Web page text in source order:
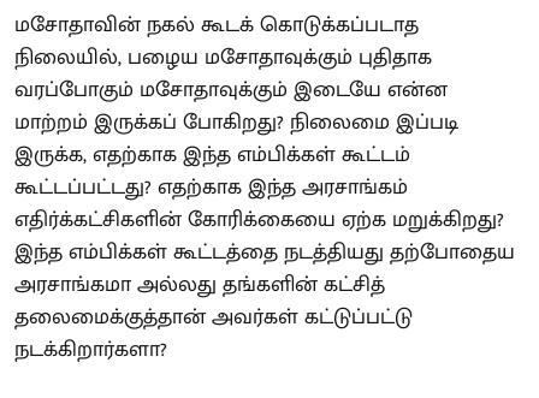
மசோதாவின் நகல் கூடக் கொடுக்கப்படாத
நிலையில், பழைய மசோதாவுக்கும் புதிதாக
வரப்போகும் மசோதாவுக்கும் இடையே என்ன
மாற்றம் இருக்கப் போகிறது? நிலைமை இப்படி
இருக்க, எதற்காக இந்த எம்பிக்கள் கூட்டம்
கூட்டப்பட்டது? எதற்காக இந்த அரசாங்கம்
எதிர்க்கட்சிகளின் கோரிக்கையை ஏற்க மறுக்கிறது?
இந்த எம்பிக்கள் கூட்டத்தை நடத்தியது தற்போதைய
அரசாங்கமா அல்லது தங்களின் கட்சித்
தலைமைக்குத்தான் அவர்கள் கட்டுப்பட்டு
நடக்கிறார்களா?